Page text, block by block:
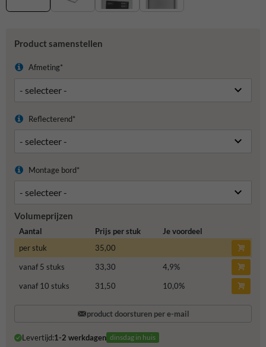
Product samenstellen
Afmeting*
Reflecterend*
Montage bord*
Volumeprijzen
Aantal Prijs per stuk
Je voordeel
per stuk
35,00
vanaf 5 stuks
33,30 4,9%
vanaf 10 stuks
31,50 10,0%
product doorsturen per e-mail
Levertijd:1-2 werkdagen dinsdag in huis